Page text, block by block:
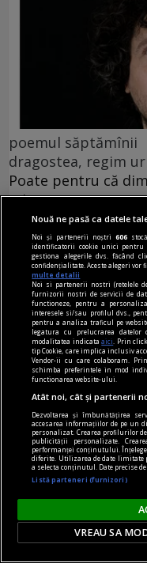
poemul săptămînii
dragostea, regim
Poate pentru că
mine
Constantin VICĂ
publicitate
Top 3 cele mai
cum le poți
Nu uita să faci
consumă produse
Nouă ne pasă ca datele
Noi și partenerii noștri606
identificatorii cookie unici pentru
gestiona alegerile dvs. făcând
confidențialitate. Aceste alegeri vor
multe detalii
Noi si partenerii nostri (retelele
furnizorii nostri de servicii de
functioneze, pentru a
interesele si/sau profilul dvs.,
pentru a analiza traficul pe
legatura cu prelucrarea datelor
modalitatea indicataaici
. Prin
tip Cookie, care implica inclusiv
Vendor-ii cu care colaboram. Prin
schimba preferintele in mod
functionarea website-ului.
Atât noi, cât și partenerii
Dezvoltarea și îmbunătățirea
accesarea informațiilor de pe un
personalizat. Crearea profilurilor
publicității personalizate.
performanței conținutului.
diferite. Utilizarea de date
a selecta conținutul. Date precise
Listă parteneri (furnizori)
VREAU SA